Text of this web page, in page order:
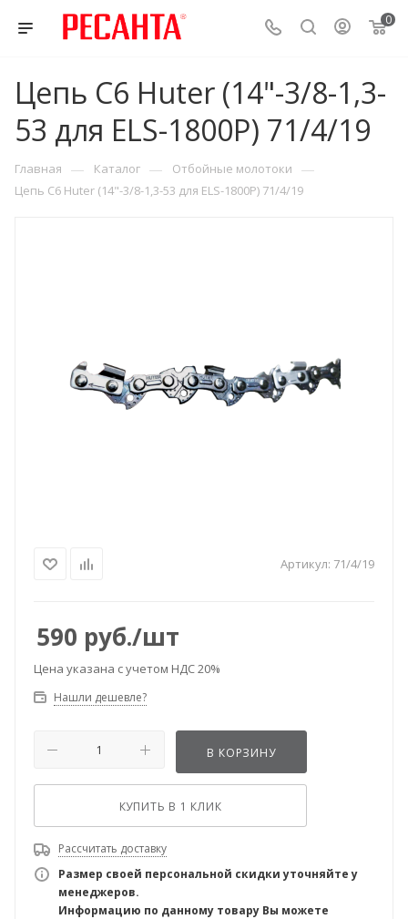
0
Цепь C6 Huter (14"-3/8-1,3-
53 для ELS-1800P) 71/4/19
Главная — Каталог — Отбойные молотоки —
Цепь C6 Huter (14"-3/8-1,3-53 для ELS-1800P) 71/4/19
Артикул: 71/4/19
590 руб./шт
Цена указана с учетом НДС 20%
Нашли дешевле?
В КОРЗИНУ
КУПИТЬ В 1 КЛИК
Рассчитать доставку
Размер своей персональной скидки уточняйте у
менеджеров.
Информацию по данному товару Вы можете